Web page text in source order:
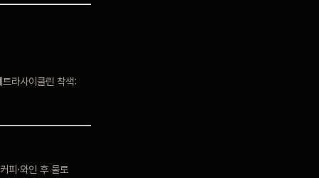
라사이클린 착색:
피·와인 후 물로